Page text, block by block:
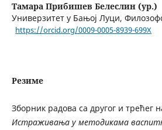
Тамара Прибишев Белеслин (ур.)
Универзитет у Бањој Луци,
https://orcid.org/0009-0005-8939-699X
Резиме
Зборник радова са другог и трећег
Истраживања у методикама